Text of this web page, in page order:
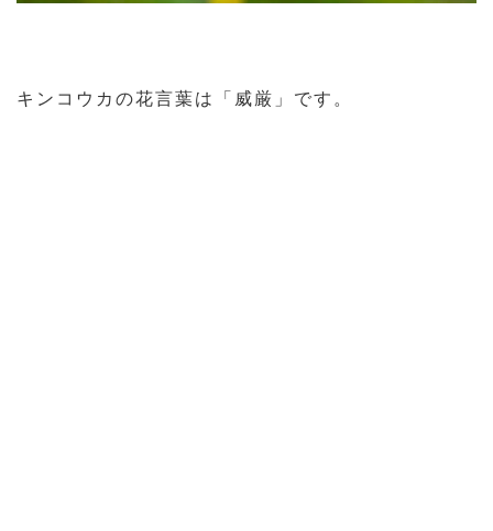
キンコウカの花言葉は「威厳」です。